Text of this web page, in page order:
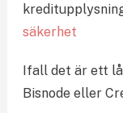
säkerhet
Ifall det är ett
Bisnode eller